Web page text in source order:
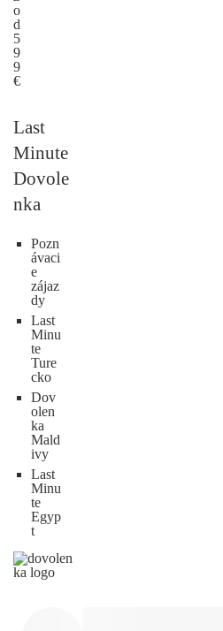
o
d
5
9
9
€
Last
Minute
Dovole
nka
Pozn
ávaci
e
zájaz
dy
Last
Minu
te
Ture
cko
Dov
olen
ka
Mald
ivy
Last
Minu
te
Egyp
t